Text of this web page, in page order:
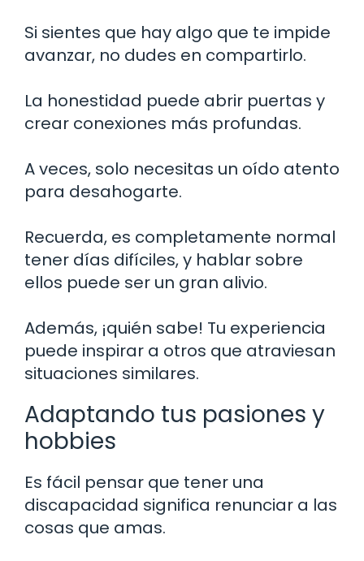
Si sientes que hay algo que te impide
avanzar, no dudes en compartirlo.
La honestidad puede abrir puertas y
crear conexiones más profundas.
A veces, solo necesitas un oído atento
para desahogarte.
Recuerda, es completamente normal
tener días difíciles, y hablar sobre
ellos puede ser un gran alivio.
Además, ¡quién sabe! Tu experiencia
puede inspirar a otros que atraviesan
situaciones similares.
Adaptando tus pasiones y
hobbies
Es fácil pensar que tener una
discapacidad significa renunciar a las
cosas que amas.